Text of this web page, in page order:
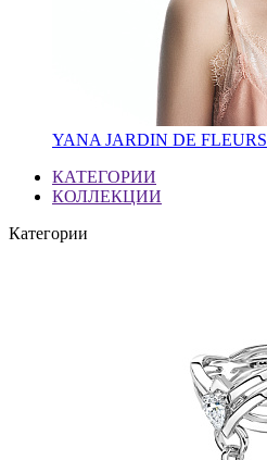
YANA JARDIN DE FLEURS
КАТЕГОРИИ
КОЛЛЕКЦИИ
Категории